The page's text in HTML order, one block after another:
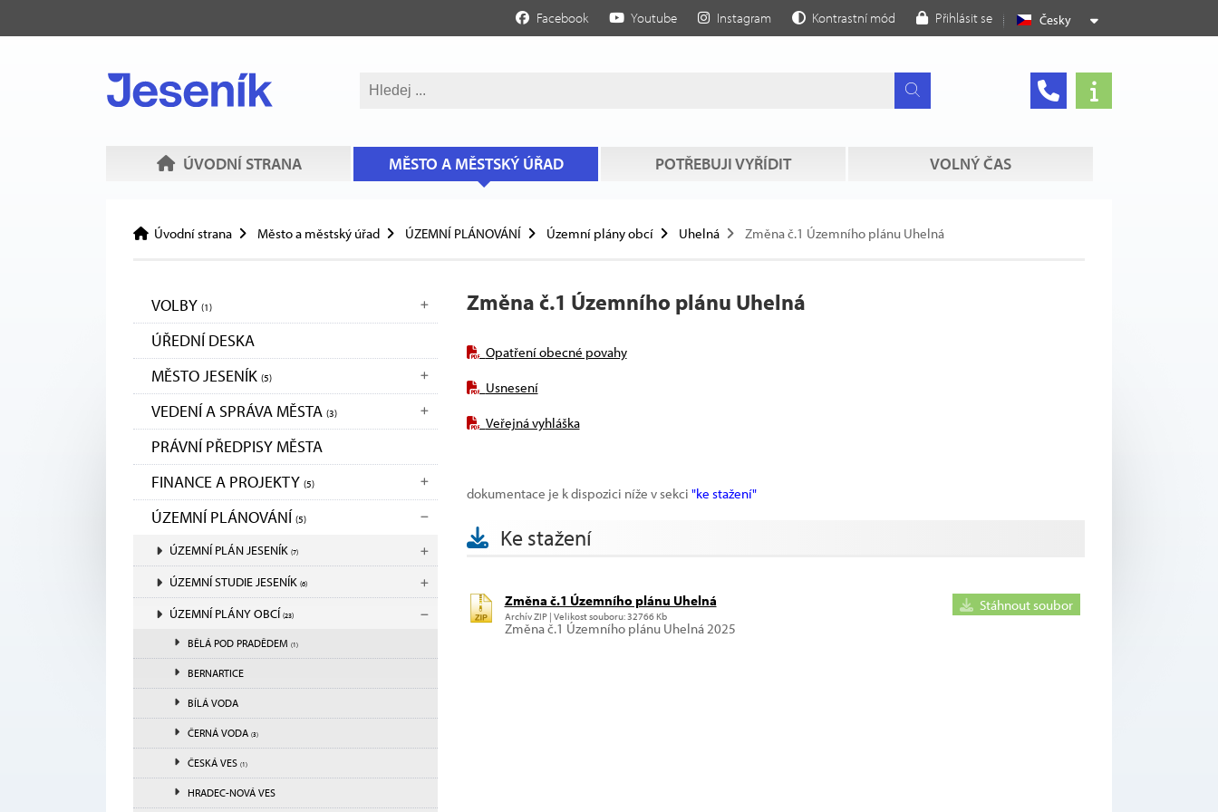
Česky
Facebook Youtube Instagram Kontrastní mód Přihlásit se
ÚVODNÍ STRANA MĚSTO A MĚSTSKÝ ÚŘAD POTŘEBUJI VYŘÍDIT VOLNÝ ČAS
Úvodní strana Město a městský úřad ÚZEMNÍ PLÁNOVÁNÍ Územní plány obcí Uhelná Změna č.1 Územního plánu Uhelná
VOLBY (1)
ÚŘEDNÍ DESKA
MĚSTO JESENÍK (5)
VEDENÍ A SPRÁVA MĚSTA (3)
PRÁVNÍ PŘEDPISY MĚSTA
FINANCE A PROJEKTY (5)
ÚZEMNÍ PLÁNOVÁNÍ (5)
ÚZEMNÍ PLÁN JESENÍK (7)
ÚZEMNÍ STUDIE JESENÍK (6)
ÚZEMNÍ PLÁNY OBCÍ(23)
BĚLÁ POD PRADĚDEM (1)
BERNARTICE
BÍLÁ VODA
ČERNÁ VODA (3)
ČESKÁ VES (1)
HRADEC-NOVÁ VES
Změna č.1 Územního plánu Uhelná
Opatření obecné povahy
Usnesení
Veřejná vyhláška
dokumentace je k dispozici níže v sekci "ke stažení"
Ke stažení
Stáhnout soubor
Změna č.1 Územního plánu Uhelná
Archív ZIP | Velikost souboru: 32766 Kb
Změna č.1 Územního plánu Uhelná 2025